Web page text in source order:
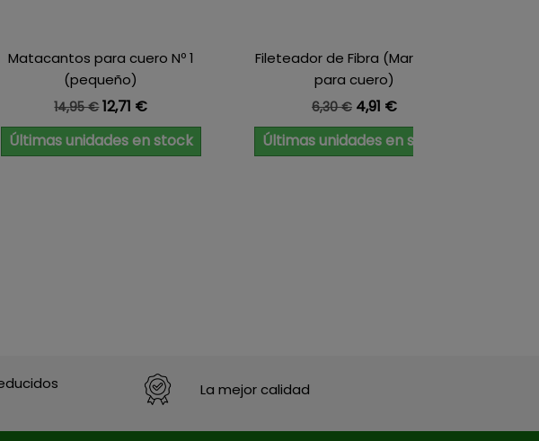
Matacantos para cuero Nº 1
(pequeño)
Precio base
14,95 €Precio
12,71 €
Últimas unidades en stock
Fileteador de Fibra (Marcador
para cuero)
Precio base
6,30 € Precio
4,91 €
Últimas unidades en stock
La mejor calidad